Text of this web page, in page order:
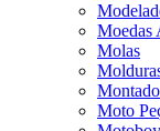
Moedas
Molas
Moto